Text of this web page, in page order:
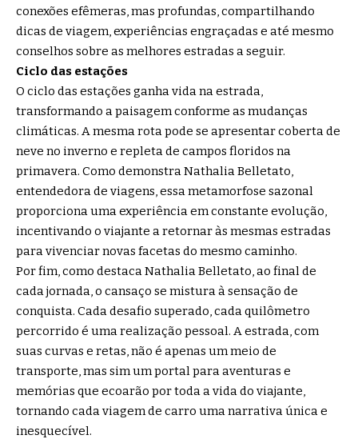
conexões efêmeras, mas profundas, compartilhando
dicas de viagem, experiências engraçadas e até mesmo
conselhos sobre as melhores estradas a seguir.
Ciclo das estações
O ciclo das estações ganha vida na estrada,
transformando a paisagem conforme as mudanças
climáticas. A mesma rota pode se apresentar coberta de
neve no inverno e repleta de campos floridos na
primavera. Como demonstra Nathalia Belletato,
entendedora de viagens, essa metamorfose sazonal
proporciona uma experiência em constante evolução,
incentivando o viajante a retornar às mesmas estradas
para vivenciar novas facetas do mesmo caminho.
Por fim, como destaca Nathalia Belletato, ao final de
cada jornada, o cansaço se mistura à sensação de
conquista. Cada desafio superado, cada quilômetro
percorrido é uma realização pessoal. A estrada, com
suas curvas e retas, não é apenas um meio de
transporte, mas sim um portal para aventuras e
memórias que ecoarão por toda a vida do viajante,
tornando cada viagem de carro uma narrativa única e
inesquecível.